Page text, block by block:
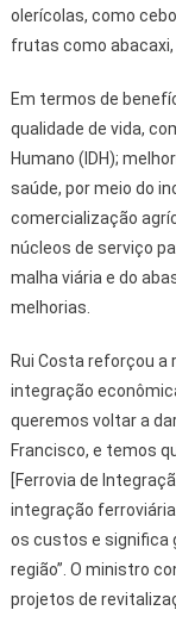
olerícolas, como
frutas como abacaxi,
Em termos de
qualidade de vida,
Humano (IDH);
saúde, por meio do
comercialização
núcleos de serviço
malha viária e do
melhorias.
Rui Costa reforçou
integração
queremos voltar a
Francisco, e temos
[Ferrovia de
integração
os custos e significa
região”. O ministro
projetos de